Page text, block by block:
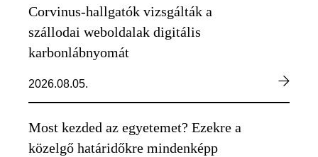
Corvinus-hallgatók vizsgálták a
szállodai weboldalak digitális
karbonlábnyomát
2026.08.05.
Most kezded az egyetemet? Ezekre a
közelgő határidőkre mindenképp